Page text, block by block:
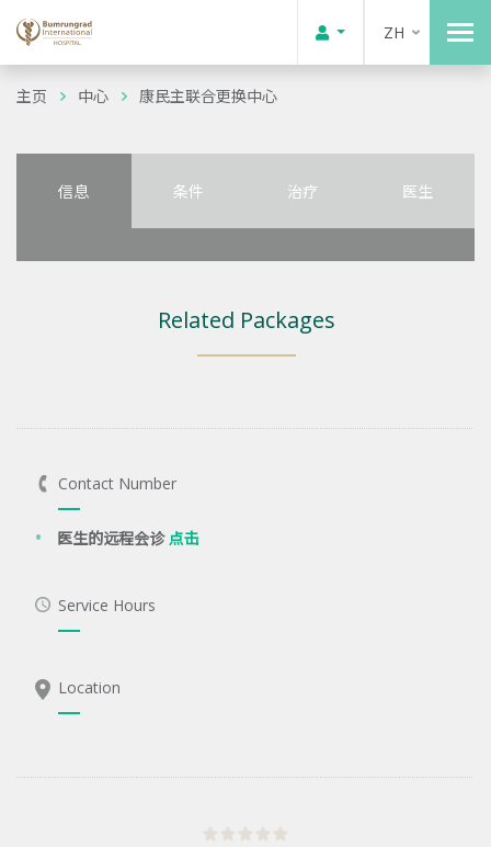
ZH
主页 中心 康民主联合更换中心
信息 条件 治疗 医生
Related Packages
Contact Number
医生的远程会诊点击
Service Hours
Location